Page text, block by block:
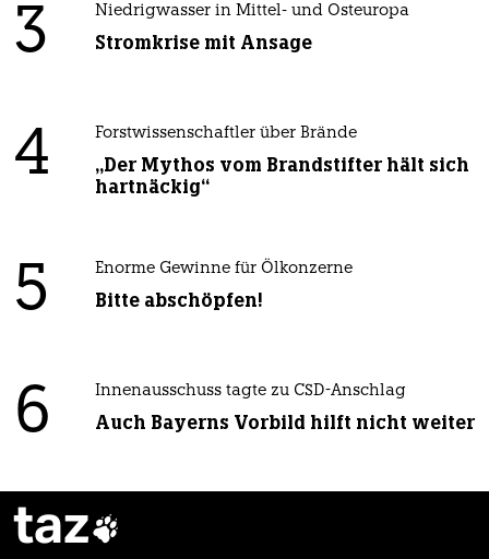
3 Niedrigwasser in Mittel- und Osteuropa
Stromkrise mit Ansage
4 Forstwissenschaftler über Brände
„Der Mythos vom Brandstifter hält sich
hartnäckig“
5 Enorme Gewinne für Ölkonzerne
Bitte abschöpfen!
6 Innenausschuss tagte zu CSD-Anschlag
Auch Bayerns Vorbild hilft nicht weiter
taz